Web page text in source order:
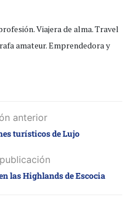
Viajera de alma. Travel
amateur. Emprendedora y
anterior
turísticos de Lujo
las Highlands de Escocia